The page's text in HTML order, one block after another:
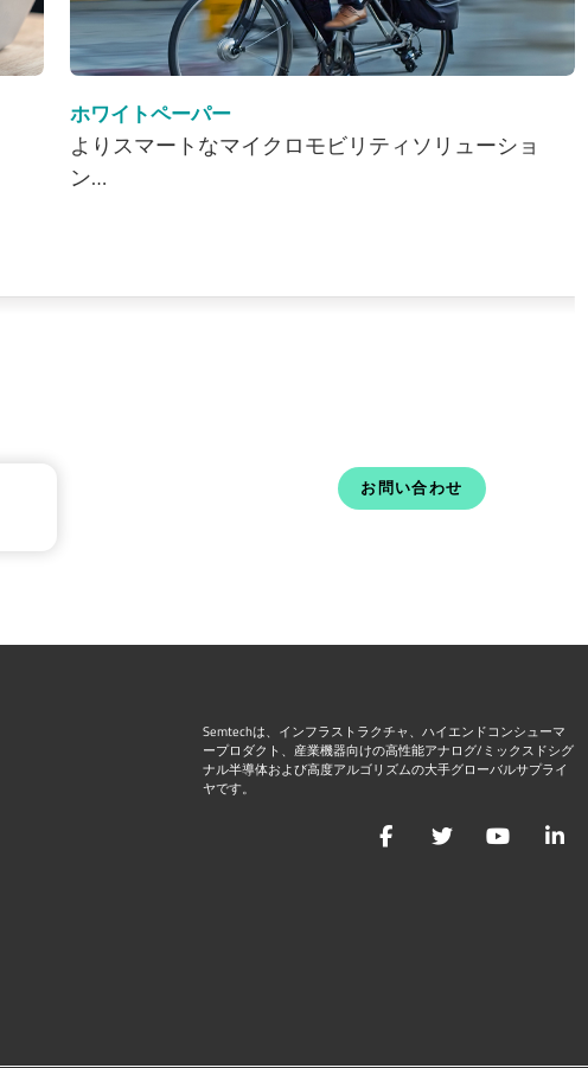
ホワイトペーパー
よりスマートなマイクロモビリティソリューショ
ン…
お問い合わせ
Semtechは、インフラストラクチャ、ハイエンドコンシューマ
ープロダクト、産業機器向けの高性能アナログ/ミックスドシグ
ナル半導体および高度アルゴリズムの大手グローバルサプライ
ヤです。
FacebookTwitter